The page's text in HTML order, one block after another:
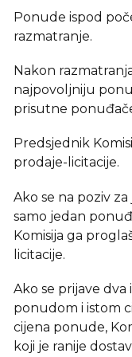
Ponude ispod
razmatranje.
Nakon
najpovoljniju
prisutne
Predsjednik
prodaje-licitacije.
Ako se na poziv
samo jedan
Komisija ga
licitacije.
Ako se prijave
ponudom i istom
cijena ponude,
koji je ranije